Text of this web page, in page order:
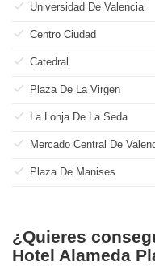
Universidad De Valencia
Centro Ciudad
Catedral
Plaza De La Virgen
La Lonja De La Seda
Mercado Central De
Plaza De Manises
¿Quieres
Hotel Alameda